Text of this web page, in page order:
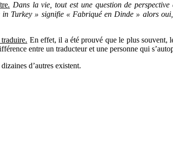
. Dans la vie, tout est une question de
Turkey » signifie « Fabriqué en Dinde » alors
En effet, il a été prouvé que le plus souvent,
entre un traducteur et une personne qui
d’autres existent.